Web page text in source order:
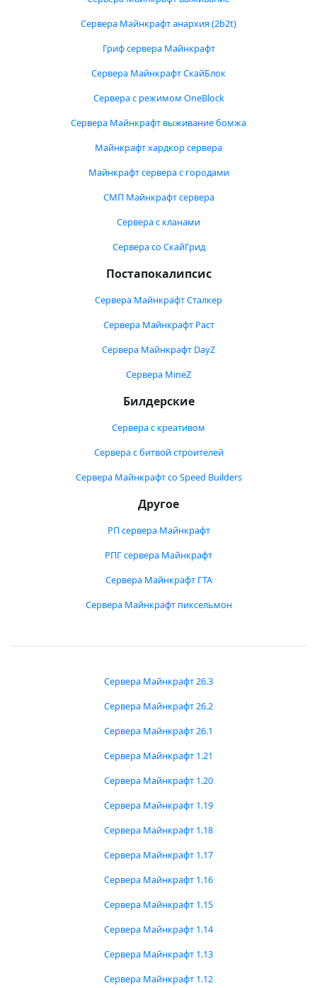
Сервера Майнкрафт анархия (2b2t)
Гриф сервера Майнкрафт
Сервера Майнкрафт СкайБлок
Сервера с режимом OneBlock
Сервера Майнкрафт выживание бомжа
Майнкрафт хардкор сервера
Майнкрафт сервера с городами
СМП Майнкрафт сервера
Сервера с кланами
Сервера со СкайГрид
Постапокалипсис
Сервера Майнкрафт Сталкер
Сервера Майнкрафт Раст
Сервера Майнкрафт DayZ
Сервера MineZ
Билдерские
Сервера с креативом
Сервера с битвой строителей
Сервера Майнкрафт со Speed Builders
Другое
РП сервера Майнкрафт
РПГ сервера Майнкрафт
Сервера Майнкрафт ГТА
Сервера Майнкрафт пиксельмон
Сервера Майнкрафт 26.3
Сервера Майнкрафт 26.2
Сервера Майнкрафт 26.1
Сервера Майнкрафт 1.21
Сервера Майнкрафт 1.20
Сервера Майнкрафт 1.19
Сервера Майнкрафт 1.18
Сервера Майнкрафт 1.17
Сервера Майнкрафт 1.16
Сервера Майнкрафт 1.15
Сервера Майнкрафт 1.14
Сервера Майнкрафт 1.13
Сервера Майнкрафт 1.12